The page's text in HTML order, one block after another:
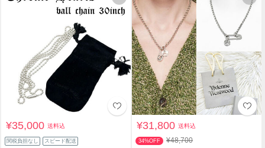
¥35,000送料込
関税負担なし スピード配送
¥31,800送料込
34%OFF ¥48,700